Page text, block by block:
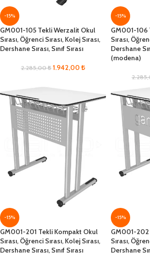
-15%
GM001-105 Tekli Werzalit Okul
Sırası, Öğrenci Sırası, Kolej Sırası,
Dershane Sırası, Sınıf Sırası
2.285,00₺ 1.942,00 ₺
-15%
GM001-106
Sırası,
Dershane
(modena)
-15%
GM001-201 Tekli Kompakt Okul
Sırası, Öğrenci Sırası, Kolej Sırası,
Dershane Sırası, Sınıf Sırası
-15%
GM001-
Sırası,
Dershane